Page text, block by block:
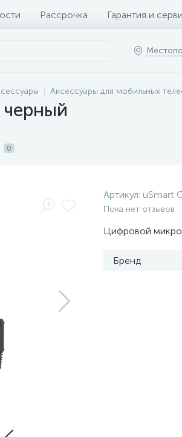
Рассрочка Гарантия и
Аксессуары для мобильных
0
Артикул: uSmart
Пока нет отзывов
Цифровой
Бренд